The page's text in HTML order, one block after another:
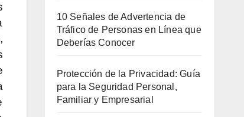
10 Señales de Advertencia de
Tráfico de Personas en Línea que
Deberías Conocer
Protección de la Privacidad: Guía
para la Seguridad Personal,
Familiar y Empresarial